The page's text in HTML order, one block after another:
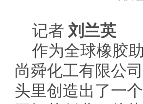
记者 刘兰英
作为全球橡胶
尚舜化工有限公
头里创造出了一